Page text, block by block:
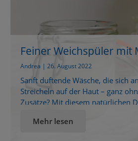
Feiner Weichspüler mit
Andrea | 26. August 2022
Sanft duftende Wäsche, die sich
Streicheln auf der Haut – ganz
Zusätze? Mit diesem natürlichen
Mandelduft verleiht deiner
Mehr lesen